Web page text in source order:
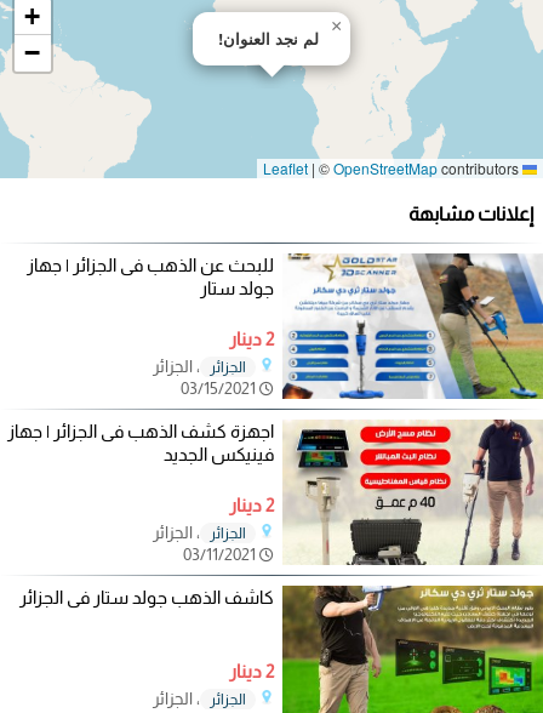
لم نجد العنوان!
×
+
−
| ©OpenStreetMapcontributors
إعلانات مشابهة
للبحث عن الذهب فى الجزائر | جهاز
جولد ستار
2 دينار
الجزائر
، الجزائر
اجهزة كشف الذهب فى الجزائر | جهاز
فينيكس الجديد
2 دينار
الجزائر
، الجزائر
كاشف الذهب جولد ستار فى الجزائر
2 دينار
الجزائر
، الجزائر